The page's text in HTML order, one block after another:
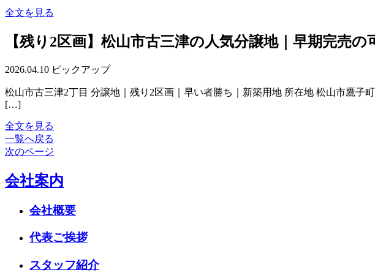
全文を見る
【残り2区画】松山市古三津の人気分譲地｜早期完売の
2026.04.10 ピックアップ
松山市古三津2丁目 分譲地｜残り2区画｜早い者勝ち｜新築用地 所在地 松山市鷹子
[…]
全文を見る
一覧へ戻る
次のページ
会社案内
会社概要
代表ご挨拶
スタッフ紹介